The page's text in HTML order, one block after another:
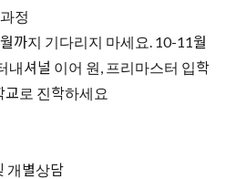
정
까지 기다리지 마세요. 10-11월
내셔널 이어 원, 프리마스터 입학
교로 진학하세요
개별상담